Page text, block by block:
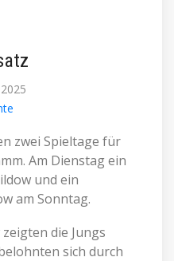
zwei Spieltage für
Am Dienstag ein
und ein
am Sonntag.
die Jungs
sich durch